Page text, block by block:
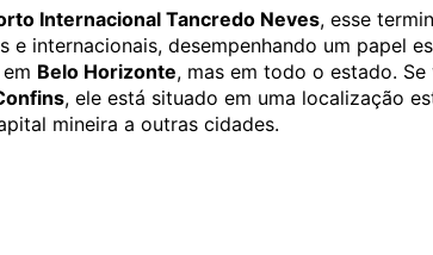
Internacional Tancredo Neves, esse
internacionais, desempenhando um papel
Belo Horizonte, mas em todo o estado.
, ele está situado em uma localização
mineira a outras cidades.